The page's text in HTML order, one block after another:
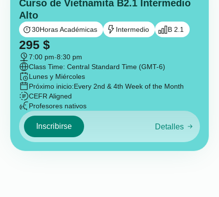
Curso de Vietnamita B2.1 Intermedio
Alto
30Horas Académicas Intermedio B 2.1
295 $
7:00 pm-8:30 pm
Class Time: Central Standard Time (GMT-6)
Lunes y Miércoles
Próximo inicio:Every 2nd & 4th Week of the Month
CEFR Aligned
Profesores nativos
Inscribirse Detalles